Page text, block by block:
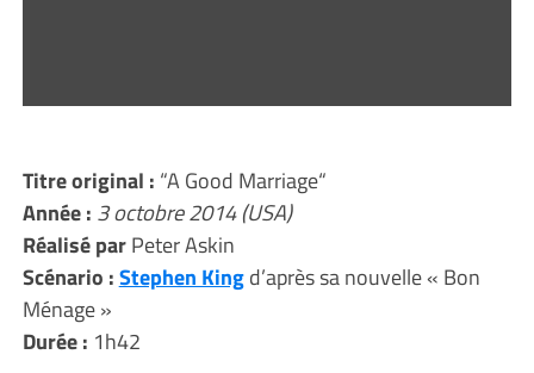
Titre original : “A Good Marriage“
Année : 3 octobre 2014 (USA)
Réalisé parPeter Askin
Scénario :Stephen Kingd’après sa nouvelle « Bon
Ménage »
Durée : 1h42